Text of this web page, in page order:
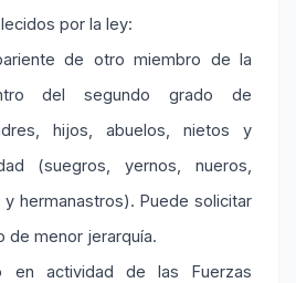
por la ley:
de otro miembro de la
del segundo grado de
hijos, abuelos, nietos y
(suegros, yernos, nueros,
hermanastros). Puede solicitar
de menor jerarquía.
en actividad de las Fuerzas